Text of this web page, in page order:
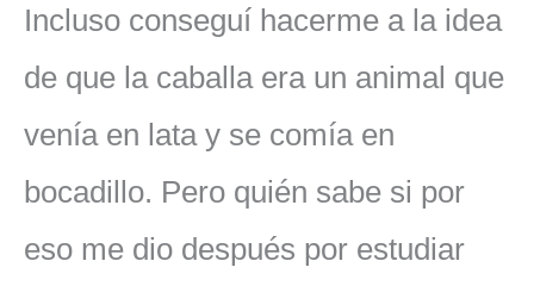
Incluso conseguí hacerme a la idea
de que la caballa era un animal que
venía en lata y se comía en
bocadillo. Pero quién sabe si por
eso me dio después por estudiar